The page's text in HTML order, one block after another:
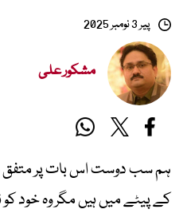
پیر 3 نومبر 2025
مشکور علی
کے پیٹے میں ہیں مگر وہ خود کو